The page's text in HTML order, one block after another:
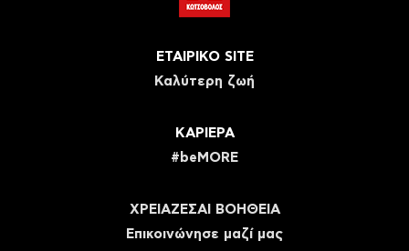
ΕΤΑΙΡΙΚΟ SITE
Καλύτερη ζωή
ΚΑΡΙΕΡΑ
#beMORE
ΧΡΕΙΑΖΕΣΑΙ ΒΟΗΘΕΙΑ
Eπικοινώνησε μαζί μας